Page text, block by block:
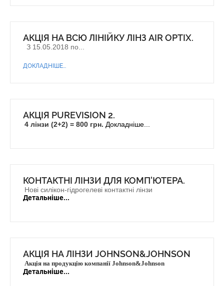
АКЦІЯ НА ВСЮ ЛІНІЙКУ ЛІНЗ AIR OPTIX.
З 15.05.2018 по...
ДОКЛАДНІШЕ...
АКЦІЯ PUREVISION 2.
4 лінзи (2+2) = 800 грн. Докладніше...
КОНТАКТНІ ЛІНЗИ ДЛЯ КОМП'ЮТЕРА.
Нові силікон-гідрогелеві контактні лінзи
Детальніше...
АКЦІЯ НА ЛІНЗИ JOHNSON&JOHNSON
Акція на продукцію компанії Johnson&Johnson
Детальніше...